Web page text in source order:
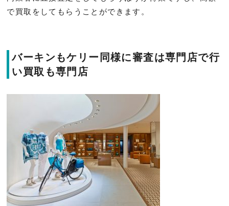
で買取をしてもらうことができます。
バーキンもケリー同様に審査は専門店で行
い買取も専門店